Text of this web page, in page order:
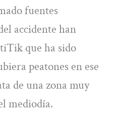
fuentes
accidente han
que ha sido
peatones en ese
de una zona muy
mediodía.